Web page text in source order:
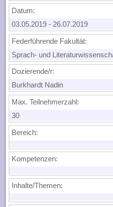
Datum:
03.05.2019 - 26.07.2019
Federführende Fakultät:
Sprach- und
Dozierende/r:
Burkhardt Nadin
Max. Teilnehmerzahl:
30
Bereich:
Kompetenzen:
Inhalte/Themen: